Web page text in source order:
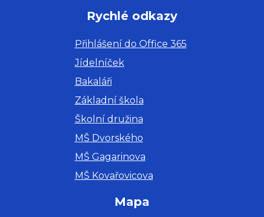
Rychlé odkazy
Přihlášení do Office 365
Jídelníček
Bakaláři
Základní škola
Školní družina
MŠ Dvorského
MŠ Gagarinova
MŠ Kovařovicova
Mapa